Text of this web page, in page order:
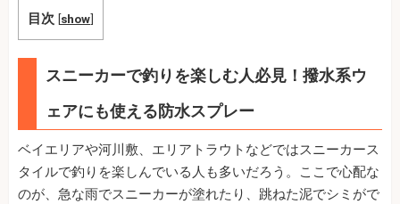
目次 [show]
スニーカーで釣りを楽しむ人必見！撥水系ウ
ェアにも使える防水スプレー
ベイエリアや河川敷、エリアトラウトなどではスニーカース
タイルで釣りを楽しんでいる人も多いだろう。ここで心配な
のが、急な雨でスニーカーが塗れたり、跳ねた泥でシミがで